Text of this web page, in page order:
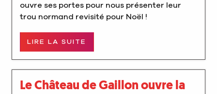
ouvre ses portes pour nous présenter leur
trou normand revisité pour Noël !
LIRE LA SUITE
Le Château de Gaillon ouvre la